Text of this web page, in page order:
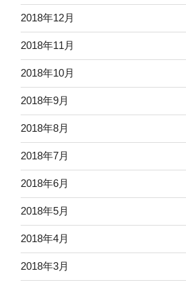
2018年12月
2018年11月
2018年10月
2018年9月
2018年8月
2018年7月
2018年6月
2018年5月
2018年4月
2018年3月